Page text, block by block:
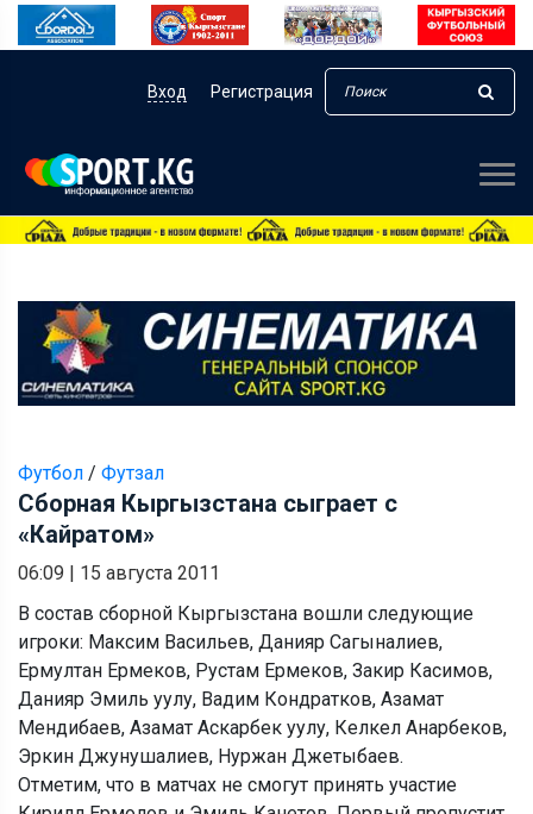
Вход Регистрация
Футбол / Футзал
Сборная Кыргызстана сыграет с
«Кайратом»
06:09 | 15 августа 2011
В состав сборной Кыргызстана вошли следующие
игроки: Максим Васильев, Данияр Сагыналиев,
Ермултан Ермеков, Рустам Ермеков, Закир Касимов,
Данияр Эмиль уулу, Вадим Кондратков, Азамат
Мендибаев, Азамат Аскарбек уулу, Келкел Анарбеков,
Эркин Джунушалиев, Нуржан Джетыбаев.
Отметим, что в матчах не смогут принять участие